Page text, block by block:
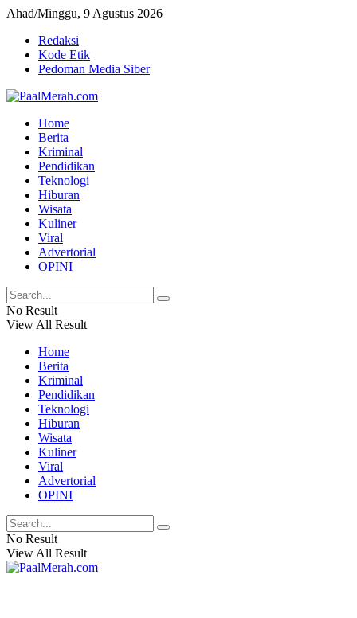
Ahad/Minggu, 9 Agustus 2026
Redaksi
Kode Etik
Pedoman Media Siber
Home
Berita
Kriminal
Pendidikan
Teknologi
Hiburan
Wisata
Kuliner
Viral
Advertorial
OPINI
No Result
View All Result
Home
Berita
Kriminal
Pendidikan
Teknologi
Hiburan
Wisata
Kuliner
Viral
Advertorial
OPINI
No Result
View All Result